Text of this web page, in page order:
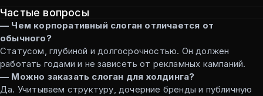
Частые вопросы
— Чем корпоративный слоган отличается от
обычного?
Статусом, глубиной и долгосрочностью. Он должен
работать годами и не зависеть от рекламных кампаний.
— Можно заказать слоган для холдинга?
Да. Учитываем структуру, дочерние бренды и публичную